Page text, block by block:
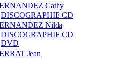
Cathy
DISCOGRAPHIE CD
Nilda
DISCOGRAPHIE CD
DVD
Jean